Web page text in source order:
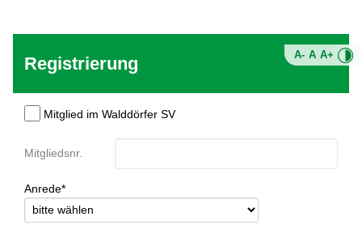
A- A A+
Registrierung
Mitglied im Walddörfer SV
Mitgliedsnr.
Anrede*